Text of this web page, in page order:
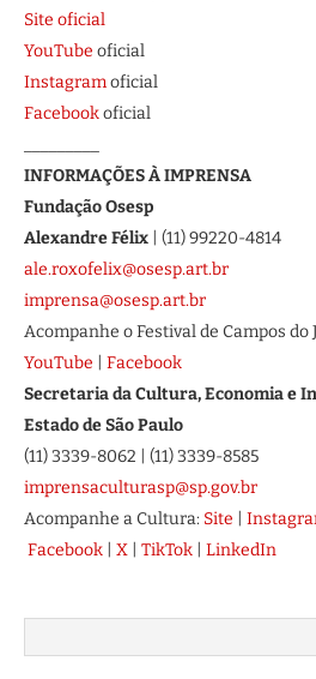
Site oficial
YouTube oficial
Instagramoficial
Facebookoficial
INFORMAÇÕES À IMPRENSA
Fundação Osesp
Alexandre Félix | (11) 99220-4814
ale.roxofelix@osesp.art.br
imprensa@osesp.art.br
Acompanhe o Festival de Campos do
YouTube
Facebook
Secretaria da Cultura, Economia e
Estado de São Paulo
(11) 3339-8062 | (11) 3339-8585
imprensaculturasp@sp.gov.br
Acompanhe a Cultura: Site
Facebook
X TikTok LinkedIn